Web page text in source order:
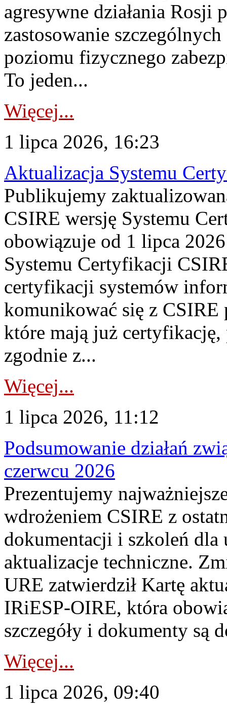
agresywne działania Rosji
zastosowanie
poziomu fizycznego
To jeden...
Więcej...
1 lipca 2026, 16:23
Aktualizacja Systemu
Publikujemy
CSIRE wersję Systemu
obowiązuje od 1 lipca
Systemu Certyfikacji
certyfikacji systemów
komunikować się z
które mają już
zgodnie z...
Więcej...
1 lipca 2026, 11:12
Podsumowanie działań
czerwcu 2026
Prezentujemy
wdrożeniem CSIRE z
dokumentacji i szkoleń
aktualizacje techniczne.
URE zatwierdził Kartę
IRiESP‑OIRE, która
szczegóły i dokumenty są
Więcej...
1 lipca 2026, 09:40